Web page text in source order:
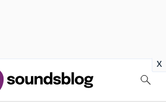
x